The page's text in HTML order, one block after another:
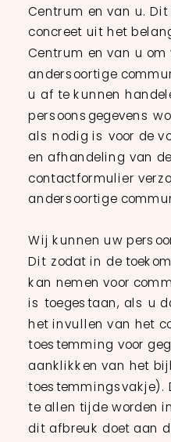
Centrum en van u.
concreet uit het
Centrum en van u
andersoortige
u af te kunnen
persoonsgegevens
als nodig is voor de
en afhandeling van
contactformulier
andersoortige
Wij kunnen uw
Dit zodat in de
kan nemen voor
is toegestaan, als u
het invullen van het
toestemming voor
aanklikken van het
toestemmingsvakje).
te allen tijde worden
dit afbreuk doet aan